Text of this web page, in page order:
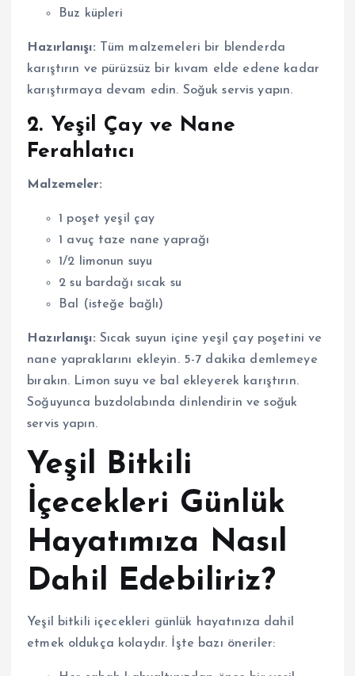
Buz küpleri
Hazırlanışı: Tüm malzemeleri bir blenderda
karıştırın ve pürüzsüz bir kıvam elde edene kadar
karıştırmaya devam edin. Soğuk servis yapın.
2. Yeşil Çay ve Nane
Ferahlatıcı
Malzemeler:
1 poşet yeşil çay
1 avuç taze nane yaprağı
1/2 limonun suyu
2 su bardağı sıcak su
Bal (isteğe bağlı)
Hazırlanışı: Sıcak suyun içine yeşil çay poşetini ve
nane yapraklarını ekleyin. 5-7 dakika demlemeye
bırakın. Limon suyu ve bal ekleyerek karıştırın.
Soğuyunca buzdolabında dinlendirin ve soğuk
servis yapın.
Yeşil Bitkili
İçecekleri Günlük
Hayatımıza Nasıl
Dahil Edebiliriz?
Yeşil bitkili içecekleri günlük hayatınıza dahil
etmek oldukça kolaydır. İşte bazı öneriler: